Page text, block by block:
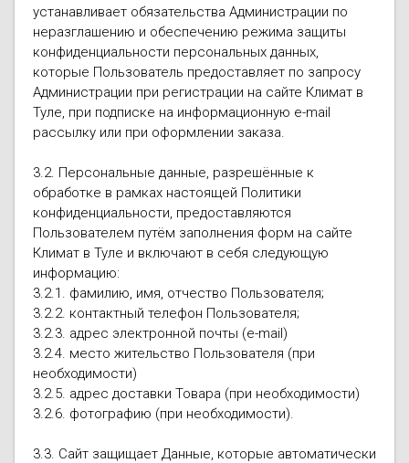
устанавливает обязательства Администрации по
неразглашению и обеспечению режима защиты
конфиденциальности персональных данных,
которые Пользователь предоставляет по запросу
Администрации при регистрации на сайте Климат в
Туле, при подписке на информационную e-mail
рассылку или при оформлении заказа.
3.2. Персональные данные, разрешённые к
обработке в рамках настоящей Политики
конфиденциальности, предоставляются
Пользователем путём заполнения форм на сайте
Климат в Туле и включают в себя следующую
информацию:
3.2.1. фамилию, имя, отчество Пользователя;
3.2.2. контактный телефон Пользователя;
3.2.3. адрес электронной почты (e-mail)
3.2.4. место жительство Пользователя (при
необходимости)
3.2.5. адрес доставки Товара (при необходимости)
3.2.6. фотографию (при необходимости).
3.3. Сайт защищает Данные, которые автоматически